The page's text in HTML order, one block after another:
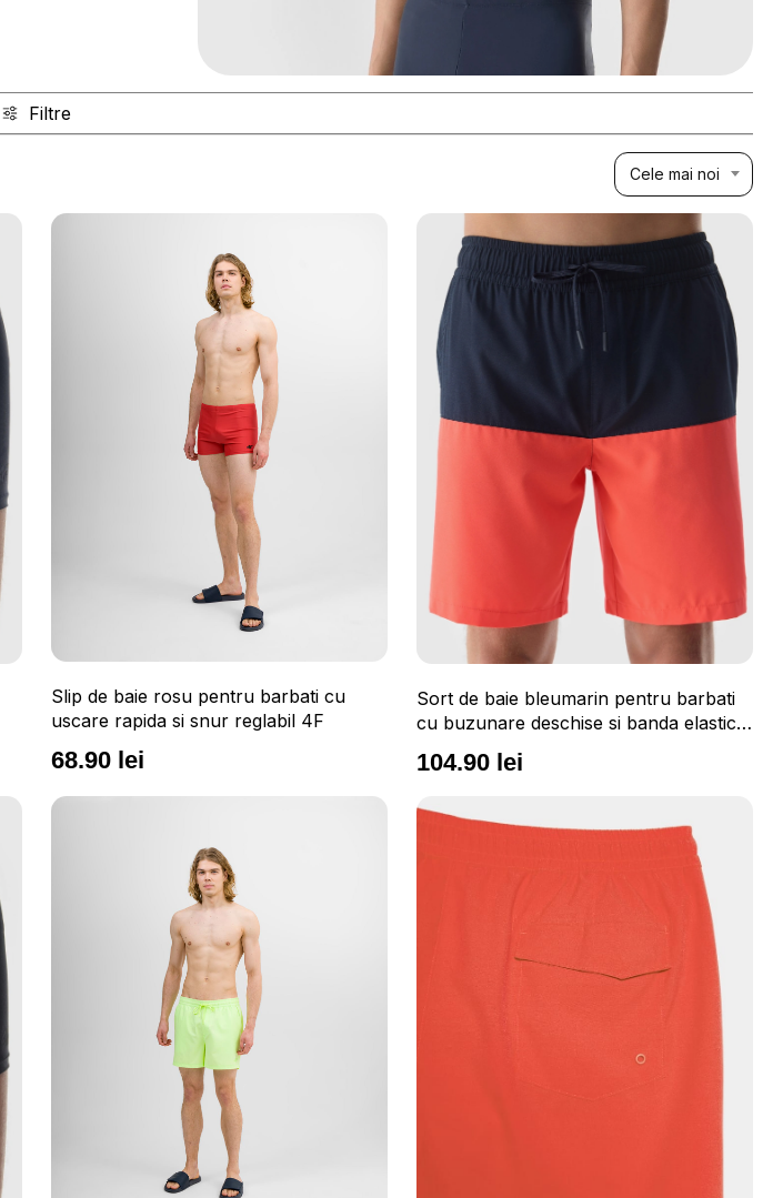
Filtre
Cele mai noi
Slip de baie rosu pentru barbati cu
uscare rapida si snur reglabil 4F
68.90 lei
Sort de baie bleumarin pentru barbati
cu buzunare deschise si banda elastica
in talie 4F
104.90 lei